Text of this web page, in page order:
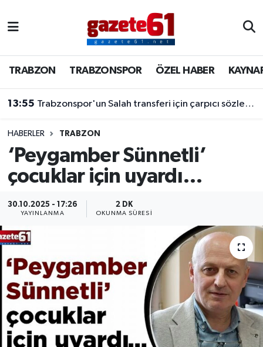
TRABZON TRABZONSPOR ÖZEL HABER
13:55 Trabzonspor'un Salah transferi için çarpıcı sözler! "Bu dünyaya bir mesajdır"
HABERLER TRABZON
‘Peygamber Sünnetli’
çocuklar için uyardı…
30.10.2025 - 17:26
YAYINLANMA
2 DK
OKUNMA SÜRESI
TRABZONSPOR
ÖZEL HABER
KAYNAR KAZAN
SİYASET
Trabzon Nöbetçi Eczaneler
Trabzon Hava Durumu
Trabzon Namaz Vakitleri
Trabzon Trafik Yoğunluk Haritası
Süper Lig Puan Durumu ve Fikstür